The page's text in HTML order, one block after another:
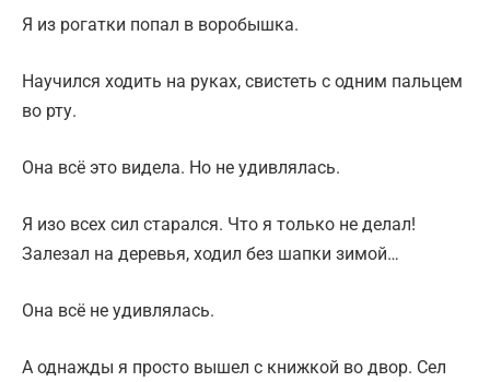
Я из рогатки попал в воробышка.
Научился ходить на руках, свистеть с одним пальцем
во рту.
Она всё это видела. Но не удивлялась.
Я изо всех сил старался. Что я только не делал!
Залезал на деревья, ходил без шапки зимой…
Она всё не удивлялась.
А однажды я просто вышел с книжкой во двор. Сел